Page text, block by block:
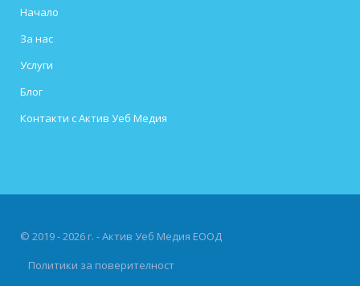
Начало
За нас
Услуги
Блог
Контакти с Актив Уеб Медия
© 2019 - 2026 г. - Актив Уеб Медия ЕООД
Политики за поверителност